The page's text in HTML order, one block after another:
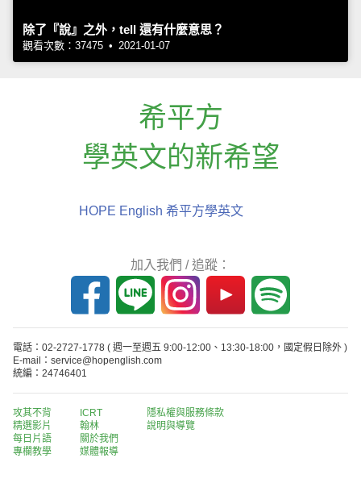
除了『說』之外，tell 還有什麼意思？
觀看次數：37475 • 2021-01-07
希平方
學英文的新希望
HOPE English 希平方學英文
加入我們 / 追蹤：
電話：02-2727-1778 ( 週一至週五 9:00-12:00、13:30-18:00，國定假日除外 )
E-mail：service@hopenglish.com
統編：24746401
攻其不背
精選影片
每日片語
專欄教學
ICRT
翰林
關於我們
媒體報導
隱私權與服務條款
說明與導覽